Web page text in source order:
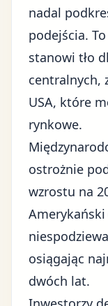
nadal
podejścia.
stanowi tło
centralnych,
USA, które
rynkowe.
ostrożnie
wzrostu na
osiągając
dwóch lat.